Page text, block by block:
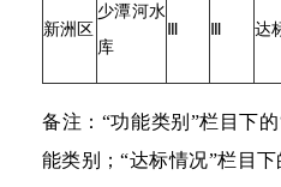
新洲区
少潭河水
库
达
备注：“功能类别”栏目下
能类别；“达标情况”栏目